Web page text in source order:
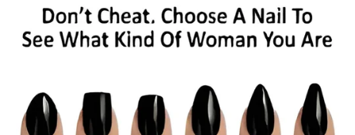
BHG
Essas embalagens são muito utilizadas em